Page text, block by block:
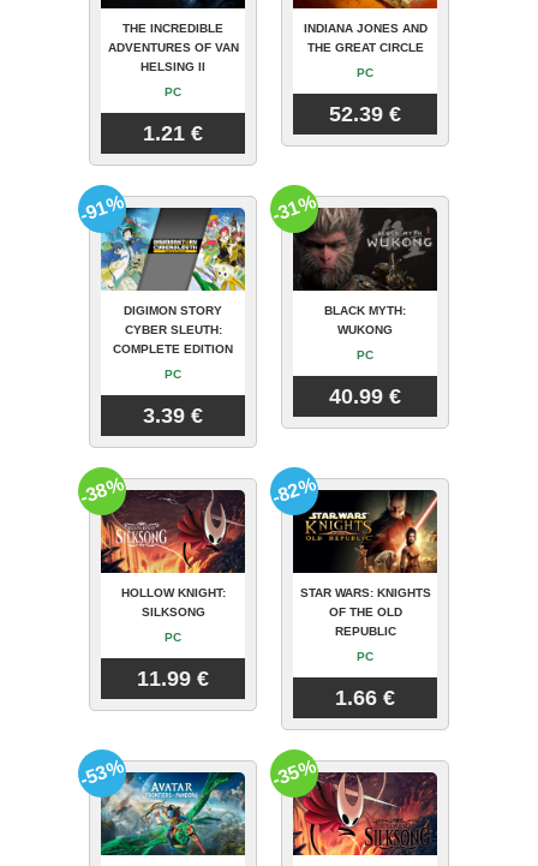
THE INCREDIBLE
ADVENTURES OF VAN
HELSING II
PC
1.21 €
INDIANA JONES AND
THE GREAT CIRCLE
PC
52.39 €
DIGIMON STORY
CYBER SLEUTH:
COMPLETE EDITION
PC
3.39 €
-91%
BLACK MYTH:
WUKONG
PC
40.99 €
-31%
HOLLOW KNIGHT:
SILKSONG
PC
11.99 €
-38%
STAR WARS: KNIGHTS
OF THE OLD
REPUBLIC
PC
1.66 €
-82%
-53% -35%